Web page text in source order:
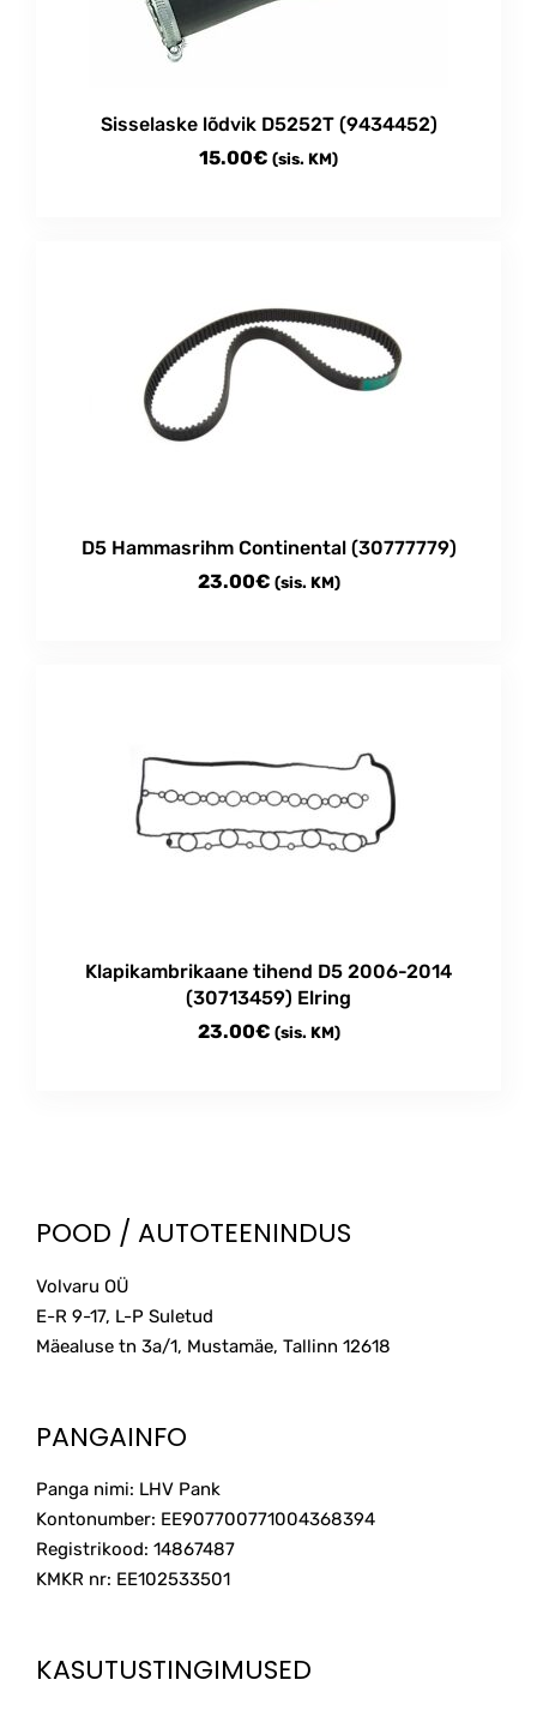
Sisselaske lõdvik D5252T (9434452)
15.00€ (sis. KM)
D5 Hammasrihm Continental (30777779)
23.00€ (sis. KM)
Klapikambrikaane tihend D5 2006-2014
(30713459) Elring
23.00€ (sis. KM)
POOD / AUTOTEENINDUS
Volvaru OÜ
E-R 9-17, L-P Suletud
Mäealuse tn 3a/1, Mustamäe, Tallinn 12618
PANGAINFO
Panga nimi: LHV Pank
Kontonumber: EE907700771004368394
Registrikood: 14867487
KMKR nr: EE102533501
KASUTUSTINGIMUSED